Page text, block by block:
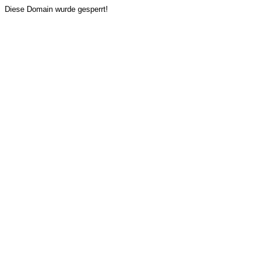
Diese Domain wurde gesperrt!